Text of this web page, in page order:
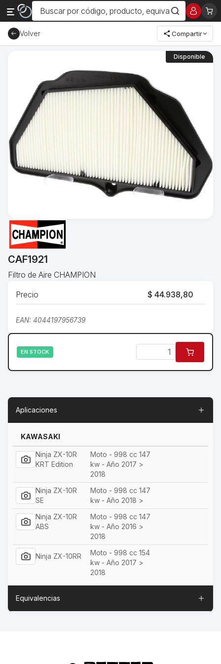
Volver Compartir
Disponible
CAF1921
Filtro de Aire CHAMPION
Precio
$ 44.938,80
EAN: 4044197956739
EN STOCK
Aplicaciones
KAWASAKI
Ninja ZX-10R
KRT Edition
Moto - 998 cc 147
kw - Año 2017 >
2018
Ninja ZX-10R
SE
Moto - 998 cc 147
kw - Año 2018 >
Ninja ZX-10R
ABS
Moto - 998 cc 147
kw - Año 2016 >
2018
Ninja ZX-10RR
Moto - 998 cc 154
kw - Año 2017 >
2018
Equivalencias